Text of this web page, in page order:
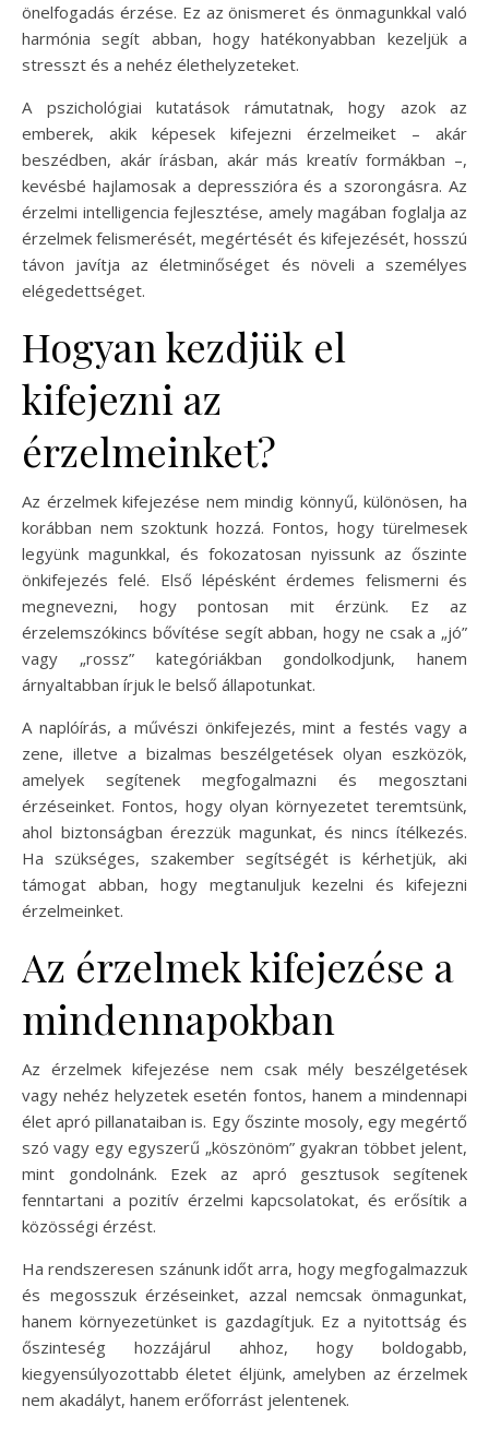
önelfogadás érzése. Ez az önismeret és önmagunkkal való
harmónia segít abban, hogy hatékonyabban kezeljük a
stresszt és a nehéz élethelyzeteket.
A pszichológiai kutatások rámutatnak, hogy azok az
emberek, akik képesek kifejezni érzelmeiket – akár
beszédben, akár írásban, akár más kreatív formákban –,
kevésbé hajlamosak a depresszióra és a szorongásra. Az
érzelmi intelligencia fejlesztése, amely magában foglalja az
érzelmek felismerését, megértését és kifejezését, hosszú
távon javítja az életminőséget és növeli a személyes
elégedettséget.
Hogyan kezdjük el
kifejezni az
érzelmeinket?
Az érzelmek kifejezése nem mindig könnyű, különösen, ha
korábban nem szoktunk hozzá. Fontos, hogy türelmesek
legyünk magunkkal, és fokozatosan nyissunk az őszinte
önkifejezés felé. Első lépésként érdemes felismerni és
megnevezni, hogy pontosan mit érzünk. Ez az
érzelemszókincs bővítése segít abban, hogy ne csak a „jó”
vagy „rossz” kategóriákban gondolkodjunk, hanem
árnyaltabban írjuk le belső állapotunkat.
A naplóírás, a művészi önkifejezés, mint a festés vagy a
zene, illetve a bizalmas beszélgetések olyan eszközök,
amelyek segítenek megfogalmazni és megosztani
érzéseinket. Fontos, hogy olyan környezetet teremtsünk,
ahol biztonságban érezzük magunkat, és nincs ítélkezés.
Ha szükséges, szakember segítségét is kérhetjük, aki
támogat abban, hogy megtanuljuk kezelni és kifejezni
érzelmeinket.
Az érzelmek kifejezése a
mindennapokban
Az érzelmek kifejezése nem csak mély beszélgetések
vagy nehéz helyzetek esetén fontos, hanem a mindennapi
élet apró pillanataiban is. Egy őszinte mosoly, egy megértő
szó vagy egy egyszerű „köszönöm” gyakran többet jelent,
mint gondolnánk. Ezek az apró gesztusok segítenek
fenntartani a pozitív érzelmi kapcsolatokat, és erősítik a
közösségi érzést.
Ha rendszeresen szánunk időt arra, hogy megfogalmazzuk
és megosszuk érzéseinket, azzal nemcsak önmagunkat,
hanem környezetünket is gazdagítjuk. Ez a nyitottság és
őszinteség hozzájárul ahhoz, hogy boldogabb,
kiegyensúlyozottabb életet éljünk, amelyben az érzelmek
nem akadályt, hanem erőforrást jelentenek.